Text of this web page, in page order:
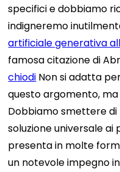
specifici e dobbiamo
indigneremo
artificiale generativa
famosa citazione di
chiodi Non si adatta
questo argomento,
Dobbiamo smettere di
soluzione universale ai
presenta in molte
un notevole impegno